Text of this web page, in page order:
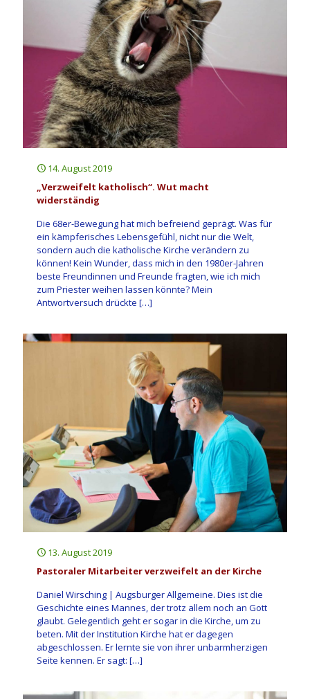
14. August 2019
„Verzweifelt katholisch“. Wut macht
widerständig
Die 68er-Bewegung hat mich befreiend geprägt. Was für
ein kämpferisches Lebensgefühl, nicht nur die Welt,
sondern auch die katholische Kirche verändern zu
können! Kein Wunder, dass mich in den 1980er-Jahren
beste Freundinnen und Freunde fragten, wie ich mich
zum Priester weihen lassen könnte? Mein
Antwortversuch drückte […]
13. August 2019
Pastoraler Mitarbeiter verzweifelt an der Kirche
Daniel Wirsching | Augsburger Allgemeine. Dies ist die
Geschichte eines Mannes, der trotz allem noch an Gott
glaubt. Gelegentlich geht er sogar in die Kirche, um zu
beten. Mit der Institution Kirche hat er dagegen
abgeschlossen. Er lernte sie von ihrer unbarmherzigen
Seite kennen. Er sagt: […]